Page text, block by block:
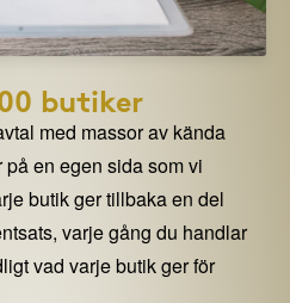
butiker
med massor av kända
en egen sida som vi
butik ger tillbaka en del
varje gång du handlar
vad varje butik ger för